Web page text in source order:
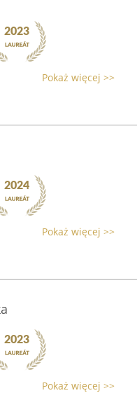
Pokaż więcej >>
Pokaż więcej >>
Pokaż więcej >>